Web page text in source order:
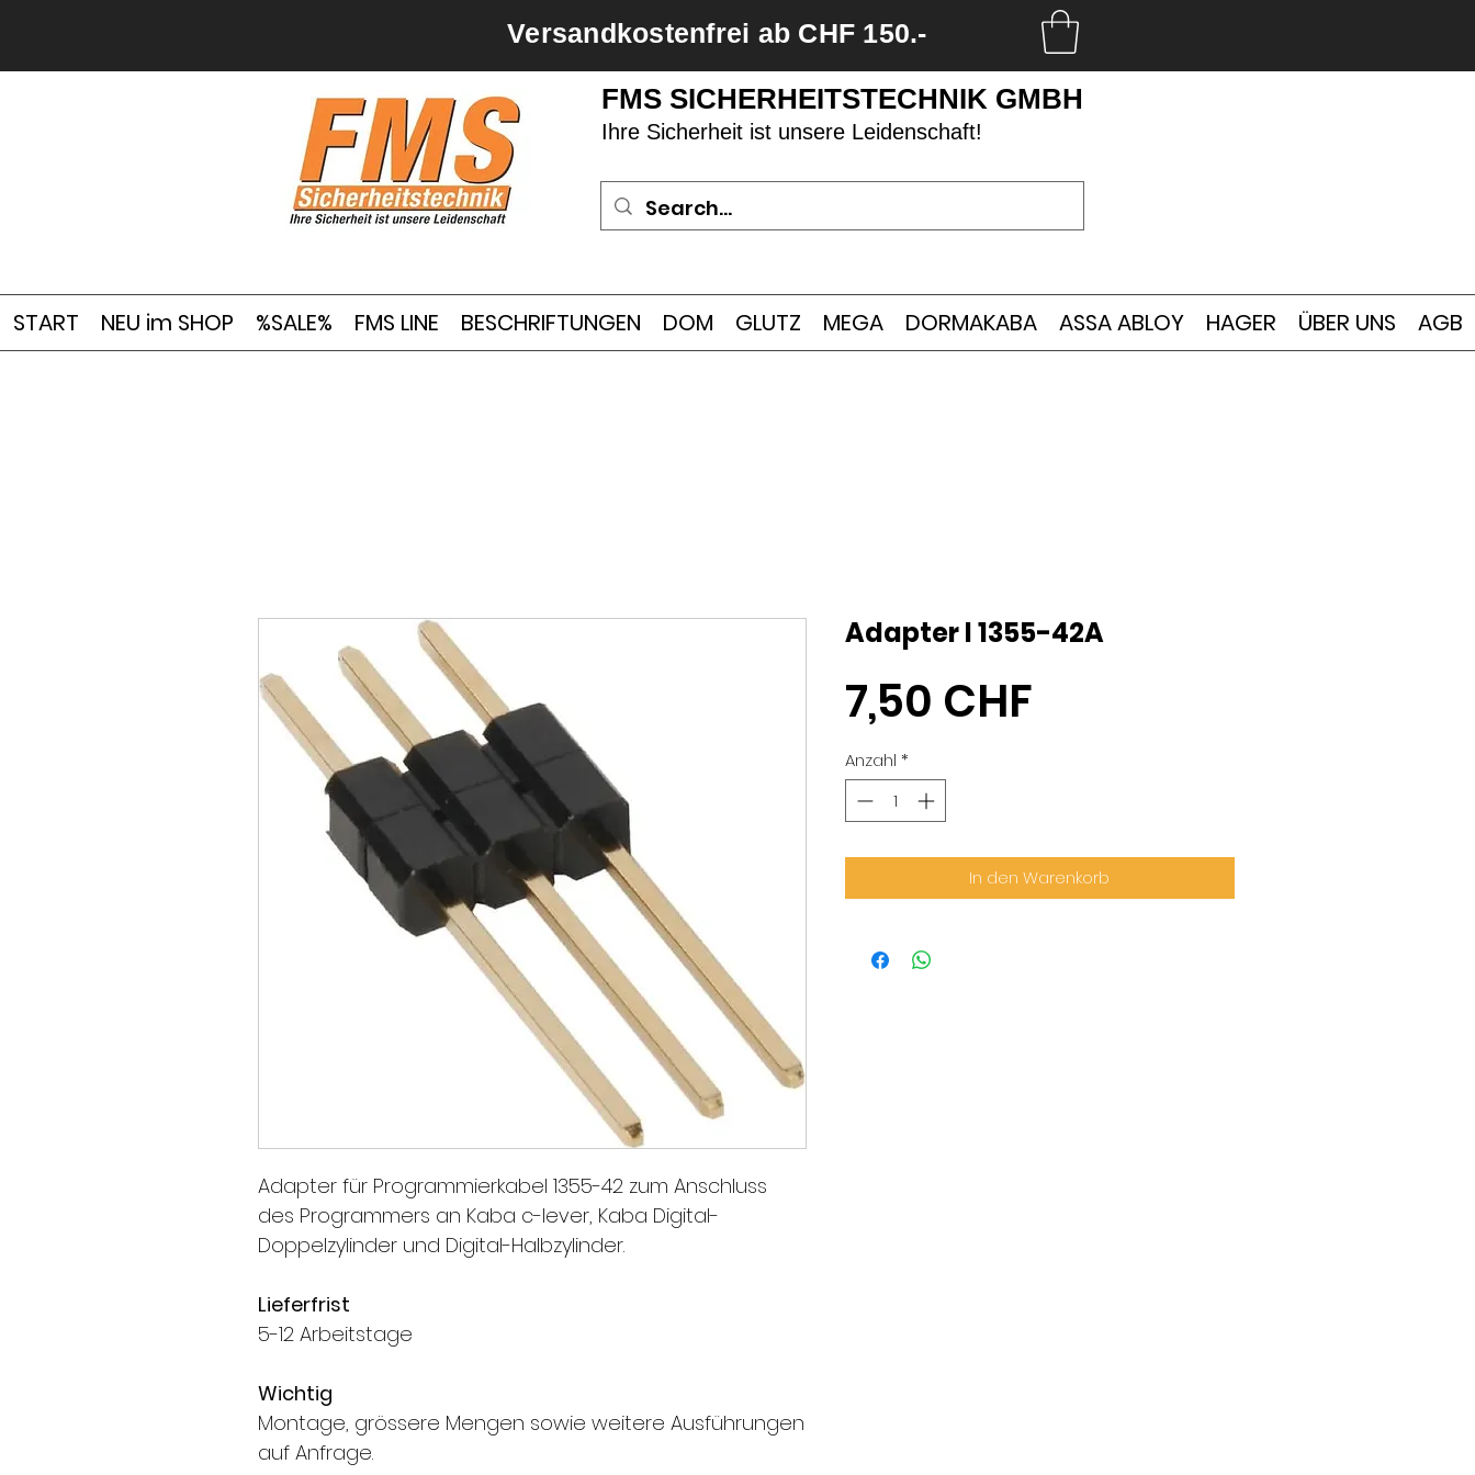
Versandkostenfrei ab CHF 150.-
FMS SICHERHEITSTECHNIK GMBH
Ihre Sicherheit ist unsere Leidenschaft!
START NEU im SHOP %SALE% FMS LINE BESCHRIFTUNGEN DOM GLUTZ MEGA DORMAKABA ASSA ABLOY HAGER ÜBER UNS AGB
Adapter für Programmierkabel 1355-42 zum Anschluss
des Programmers an Kaba c-lever, Kaba Digital-
Doppelzylinder und Digital-Halbzylinder.
Lieferfrist
5-12 Arbeitstage
Wichtig
Montage, grössere Mengen sowie weitere Ausführungen
auf Anfrage.
Adapter I 1355-42A
7,50 CHFPreis
Anzahl *
In den Warenkorb